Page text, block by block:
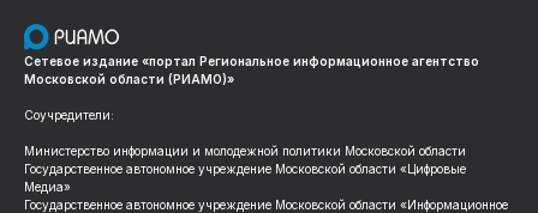
Сетевое издание «портал Региональное информационное агентство
Московской области (РИАМО)»
Соучредители:
Министерство информации и молодежной политики Московской области
Государственное автономное учреждение Московской области «Цифровые
Медиа»
Государственное автономное учреждение Московской области «Информационное